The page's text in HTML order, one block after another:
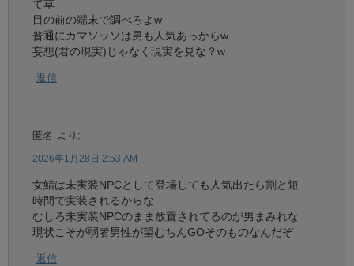
て草
目の前の端末で調べろよw
普通にカマソッソは男も人気あっからw
妄想(君の現実)じゃなく現実を見な？w
返信
匿名 より:
2026年1月28日 2:53 AM
女鯖は未実装NPCとして登場しても人気出たら割と短
時間で実装されるからな
むしろ未実装NPCのまま放置されてるのが男まみれな
現状こそが弱者男性が望むちんGOそのものなんだぞ
返信